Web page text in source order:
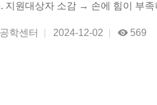
지원대상자 소감 → 손에 힘이 부
학센터 2024-12-02 569